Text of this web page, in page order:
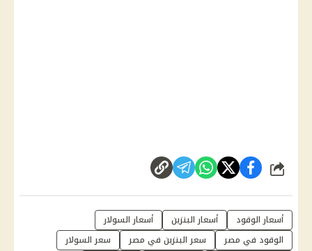
شارك
أسعار الوقود أسعار البنزين
أسعار السولار
الوقود في مصر
سعر البنزين في مصر
سعر السولار